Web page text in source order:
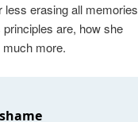
less erasing all memories
are, how she
more.